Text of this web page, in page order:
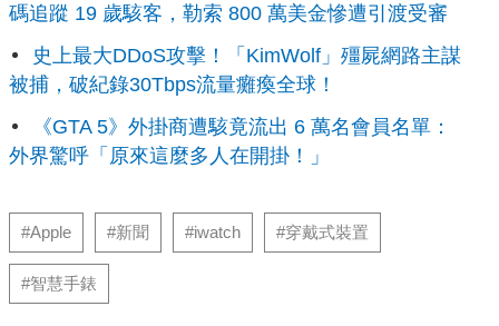
碼追蹤 19 歲駭客，勒索 800 萬美金慘遭引渡受審
史上最大DDoS攻擊！「KimWolf」殭屍網路主謀
被捕，破紀錄30Tbps流量癱瘓全球！
《GTA 5》外掛商遭駭竟流出 6 萬名會員名單：
外界驚呼「原來這麼多人在開掛！」
#Apple #新聞 #iwatch #穿戴式裝置
#智慧手錶